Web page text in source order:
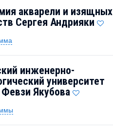
акварели и изящных
Сергея Андрияки
инженерно-
университет
Якубова